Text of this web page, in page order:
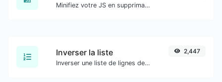
Minifiez votre JS en supprimant tous les caractères inutiles.
Inverser la liste
Inverser une liste de lignes de texte données.
2,447